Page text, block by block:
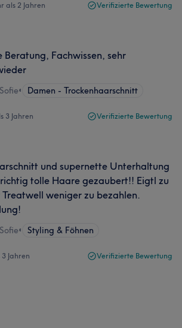
als 2 Jahren Verifizierte Bewertung
Fachwissen, sehr
• Damen - Trockenhaarschnitt
3 Jahren Verifizierte Bewertung
und supernette Unterhaltung
tolle Haare gezaubert!! Eigtl zu
weniger zu bezahlen.
• Styling & Föhnen
Jahren Verifizierte Bewertung